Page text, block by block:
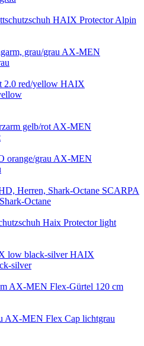
HAIX Protector Alpin
AX-MEN
HAIX
AX-MEN
AX-MEN
SCARPA
Octane
Haix Protector light
HAIX
silver
AX-MEN Flex-Gürtel 120 cm
AX-MEN Flex Cap lichtgrau